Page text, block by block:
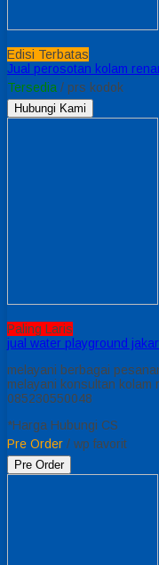
Edisi Terbatas
Jual perosotan kolam
Tersedia / prs kodok
Hubungi Kami
Paling Laris
jual water playground
melayani berbagai
melayani konsultan kolam
085230550048
*Harga Hubungi CS
Pre Order / wp favorit
Pre Order